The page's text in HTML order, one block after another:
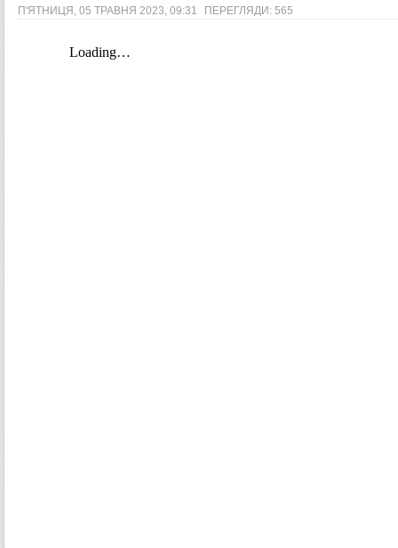
П'ЯТНИЦЯ, 05 ТРАВНЯ 2023, 09:31 ПЕРЕГЛЯДИ: 565